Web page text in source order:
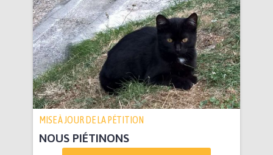
MISE À JOUR DE LA PÉTITION
NOUS PIÉTINONS